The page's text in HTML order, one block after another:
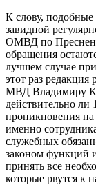
К слову, подобные
завидной
ОМВД по
обращения
лучшем случае
этот раз
МВД Владимиру
действительно ли
проникновения
именно
служебных
законом функций
принять все
которые рвутся к